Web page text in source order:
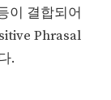
이 결합되어
Phrasal
.